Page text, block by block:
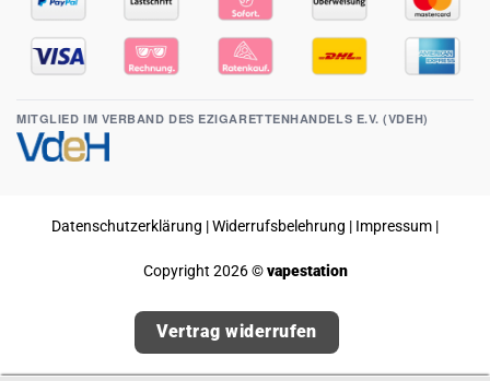
MITGLIED IM VERBAND DES EZIGARETTENHANDELS E.V. (VDEH)
Datenschutzerklärung |Widerrufsbelehrung | Impressum |
Copyright 2026 ©vapestation
Vertrag widerrufen